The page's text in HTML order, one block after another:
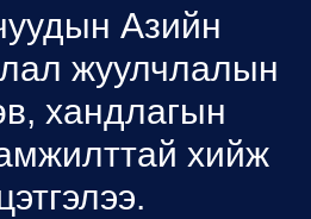
Азийн
жуулчлалын
хандлагын
хийж